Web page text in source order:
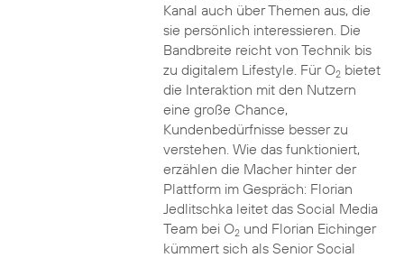
Kanal auch über Themen aus, die
sie persönlich interessieren. Die
Bandbreite reicht von Technik bis
zu digitalem Lifestyle. Für O2bietet
die Interaktion mit den Nutzern
eine große Chance,
Kundenbedürfnisse besser zu
verstehen. Wie das funktioniert,
erzählen die Macher hinter der
Plattform im Gespräch: Florian
Jedlitschka leitet das Social Media
Team bei O2und Florian Eichinger
kümmert sich als Senior Social